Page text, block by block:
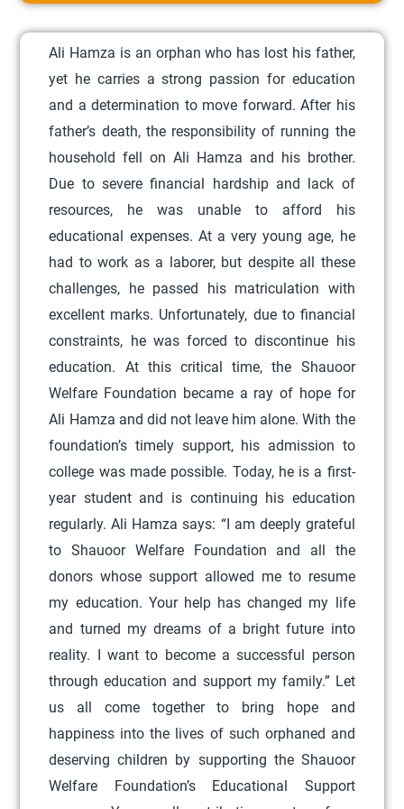
r
o
d
u
c
t
h
a
s
m
u
t
i
p
l
e
v
a
r
i
a
n
t
s
.
T
h
e
o
Ali Hamza is an orphan who has lost his father,
yet he carries a strong passion for education
and a determination to move forward. After his
father’s death, the responsibility of running the
household fell on Ali Hamza and his brother.
Due to severe financial hardship and lack of
resources, he was unable to afford his
educational expenses. At a very young age, he
had to work as a laborer, but despite all these
challenges, he passed his matriculation with
excellent marks. Unfortunately, due to financial
constraints, he was forced to discontinue his
education. At this critical time, the Shauoor
Welfare Foundation became a ray of hope for
Ali Hamza and did not leave him alone. With the
foundation’s timely support, his admission to
college was made possible. Today, he is a first-
year student and is continuing his education
regularly. Ali Hamza says: “I am deeply grateful
to Shauoor Welfare Foundation and all the
donors whose support allowed me to resume
my education. Your help has changed my life
and turned my dreams of a bright future into
reality. I want to become a successful person
through education and support my family.” Let
us all come together to bring hope and
happiness into the lives of such orphaned and
deserving children by supporting the Shauoor
Welfare Foundation’s Educational Support